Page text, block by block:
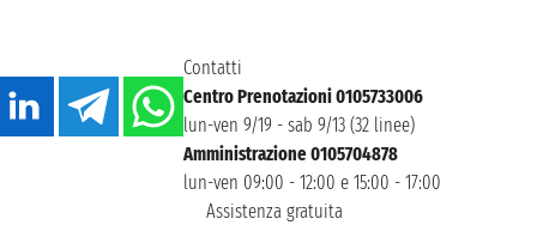
Contatti
Centro Prenotazioni 0105733006
lun-ven 9/19 - sab 9/13 (32 linee)
Amministrazione 0105704878
lun-ven 09:00 - 12:00 e 15:00 - 17:00
Assistenza gratuita